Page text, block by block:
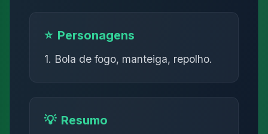
⭐ Personagens
1. Bola de fogo, manteiga, repolho.
💡 Resumo